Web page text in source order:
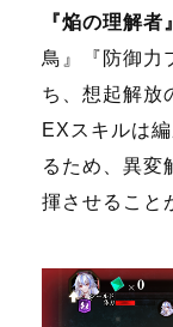
『焔の理解者』
鳥』『防御
ち、想起解放
EXスキルは
るため、異変
揮させること